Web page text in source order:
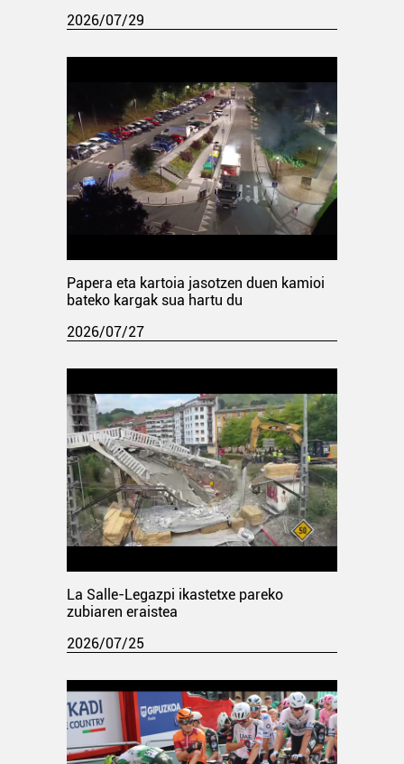
2026/07/29
Papera eta kartoia jasotzen duen kamioi
bateko kargak sua hartu du
2026/07/27
La Salle-Legazpi ikastetxe pareko
zubiaren eraistea
2026/07/25